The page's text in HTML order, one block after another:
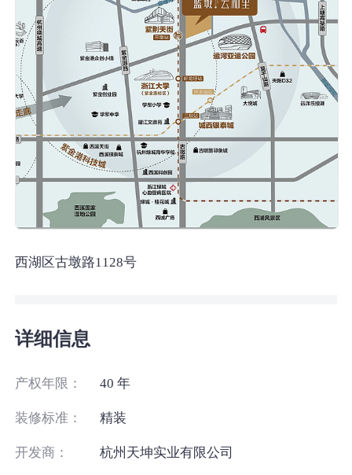
西湖区古墩路1128号
详细信息
产权年限： 40 年
装修标准： 精装
开发商： 杭州天坤实业有限公司